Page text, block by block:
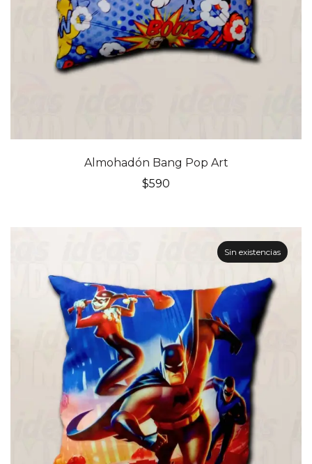
Almohadón Bang Pop Art
$590
Sin existencias